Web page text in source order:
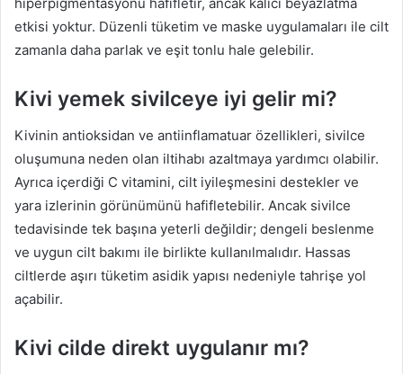
etkisi yoktur. Düzenli tüketim ve maske uygulamaları ile cilt
zamanla daha parlak ve eşit tonlu hale gelebilir.
Kivi yemek sivilceye iyi gelir mi?
Kivinin antioksidan ve antiinflamatuar özellikleri, sivilce
oluşumuna neden olan iltihabı azaltmaya yardımcı olabilir.
Ayrıca içerdiği C vitamini, cilt iyileşmesini destekler ve
yara izlerinin görünümünü hafifletebilir. Ancak sivilce
tedavisinde tek başına yeterli değildir; dengeli beslenme
ve uygun cilt bakımı ile birlikte kullanılmalıdır. Hassas
ciltlerde aşırı tüketim asidik yapısı nedeniyle tahrişe yol
açabilir.
Kivi cilde direkt uygulanır mı?